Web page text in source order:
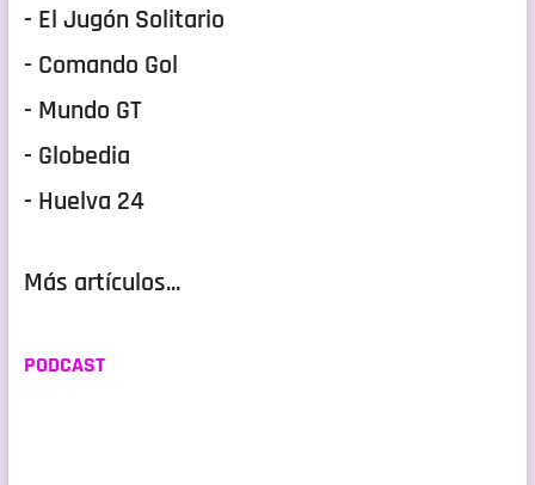
- El Jugón Solitario
- Comando Gol
- Mundo GT
- Globedia
- Huelva 24
Más artículos...
PODCAST